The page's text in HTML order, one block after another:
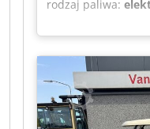
rodzaj paliwa:
golfowy
ładowarką Film
WhatsApp. Stały
stronę
Dsdpfszqhlyox Aa
posiada zmienny
ciężarówek,